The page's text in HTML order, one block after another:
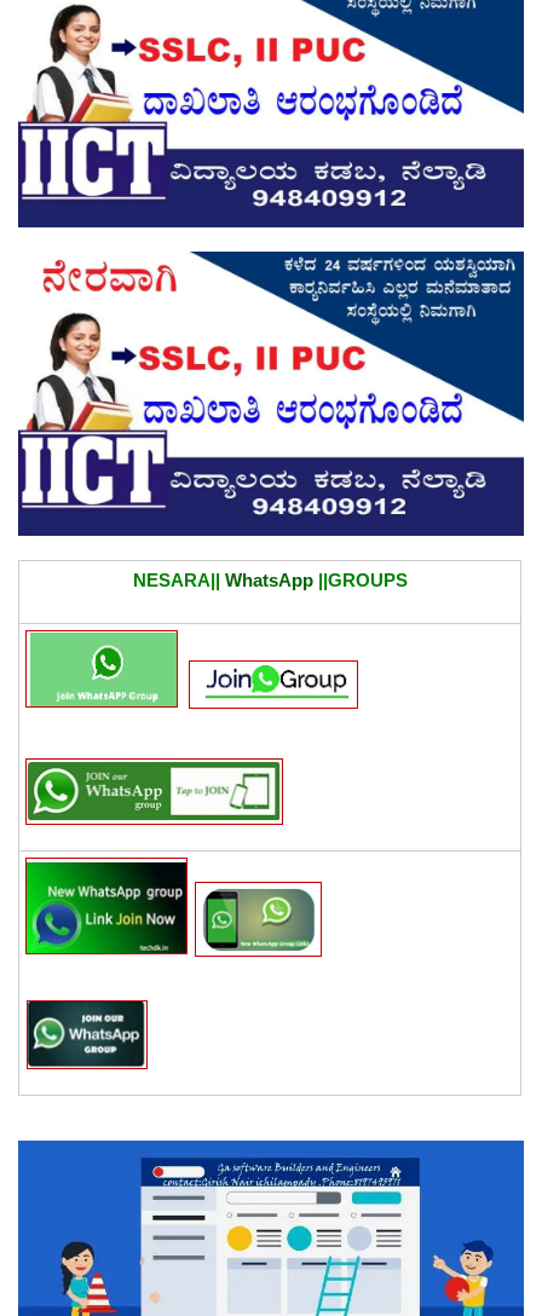
NESARA|| WhatsApp||GROUPS